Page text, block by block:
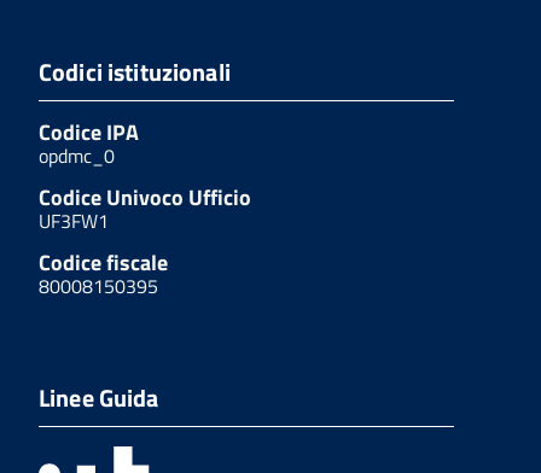
Codici istituzionali
Codice IPA
opdmc_0
Codice Univoco Ufficio
UF3FW1
Codice fiscale
80008150395
Linee Guida